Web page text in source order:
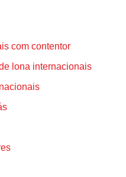
com contentor
lona internacionais